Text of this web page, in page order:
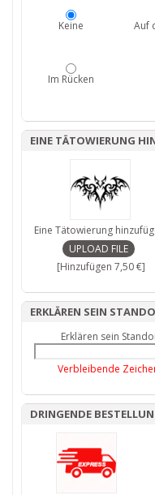
Keine Auf
Im Rücken
EINE TÄTOWIERUNG
Eine Tätowierung
[Hinzufügen 7,50 €]
ERKLÄREN SEIN
Erklären sein
Verbleibende
DRINGENDE